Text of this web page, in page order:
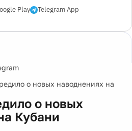
Play Telegram App
о новых наводнениях на
о новых
Кубани